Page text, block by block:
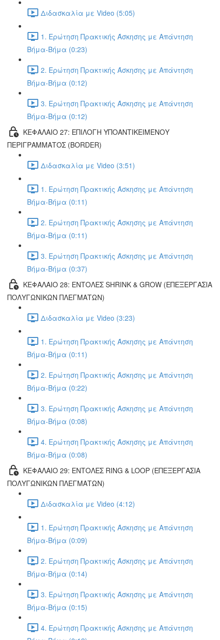
Διδασκαλία με Video (5:05)
1. Ερώτηση Πρακτικής Άσκησης με Απάντηση
Βήμα-Βήμα (0:23)
2. Ερώτηση Πρακτικής Άσκησης με Απάντηση
Βήμα-Βήμα (0:12)
3. Ερώτηση Πρακτικής Άσκησης με Απάντηση
Βήμα-Βήμα (0:12)
ΚΕΦΑΛΑΙΟ 27: ΕΠΙΛΟΓΗ ΥΠΟΑΝΤΙΚΕΙΜΕΝΟΥ
ΠΕΡΙΓΡΑΜΜΑΤΟΣ (BORDER)
Διδασκαλία με Video (3:51)
1. Ερώτηση Πρακτικής Άσκησης με Απάντηση
Βήμα-Βήμα (0:11)
2. Ερώτηση Πρακτικής Άσκησης με Απάντηση
Βήμα-Βήμα (0:11)
3. Ερώτηση Πρακτικής Άσκησης με Απάντηση
Βήμα-Βήμα (0:37)
ΚΕΦΑΛΑΙΟ 28: ΕΝΤΟΛΕΣ SHRINK & GROW (ΕΠΕΞΕΡΓΑΣΙΑ
ΠΟΛΥΓΩΝΙΚΩΝ ΠΛΕΓΜΑΤΩΝ)
Διδασκαλία με Video (3:23)
1. Ερώτηση Πρακτικής Άσκησης με Απάντηση
Βήμα-Βήμα (0:11)
2. Ερώτηση Πρακτικής Άσκησης με Απάντηση
Βήμα-Βήμα (0:22)
3. Ερώτηση Πρακτικής Άσκησης με Απάντηση
Βήμα-Βήμα (0:08)
4. Ερώτηση Πρακτικής Άσκησης με Απάντηση
Βήμα-Βήμα (0:08)
ΚΕΦΑΛΑΙΟ 29: ΕΝΤΟΛΕΣ RING & LOOP (ΕΠΕΞΕΡΓΑΣΙΑ
ΠΟΛΥΓΩΝΙΚΩΝ ΠΛΕΓΜΑΤΩΝ)
Διδασκαλία με Video (4:12)
1. Ερώτηση Πρακτικής Άσκησης με Απάντηση
Βήμα-Βήμα (0:09)
2. Ερώτηση Πρακτικής Άσκησης με Απάντηση
Βήμα-Βήμα (0:14)
3. Ερώτηση Πρακτικής Άσκησης με Απάντηση
Βήμα-Βήμα (0:15)
4. Ερώτηση Πρακτικής Άσκησης με Απάντηση